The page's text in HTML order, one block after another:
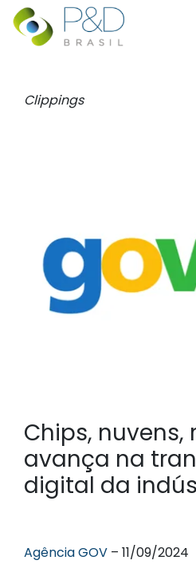
Clippings
Chips, nuvens,
avança na
digital da
Agência GOV – 11/09/2024